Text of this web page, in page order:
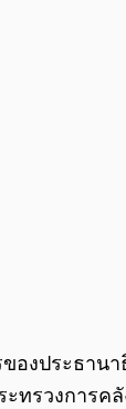
องประธาน
ทรวงการค